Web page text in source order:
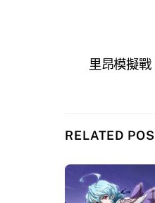
里昂模擬
RELATED